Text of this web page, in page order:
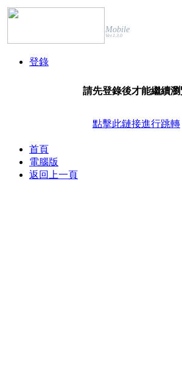
Mobile
Ver.1.3.0
登錄
請先登錄後才能繼續瀏
點擊此鏈接進行跳轉
首頁
電腦版
返回上一頁